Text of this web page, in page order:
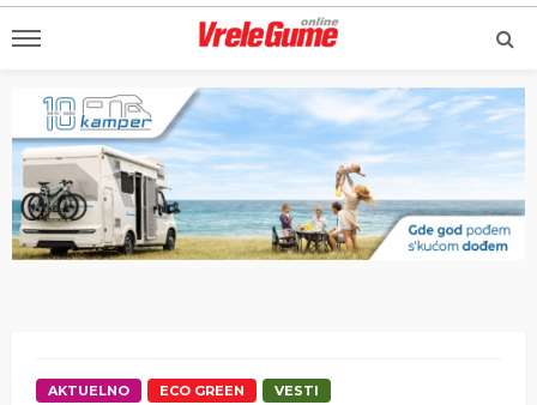
AKTUELNO ECO GREEN VESTI